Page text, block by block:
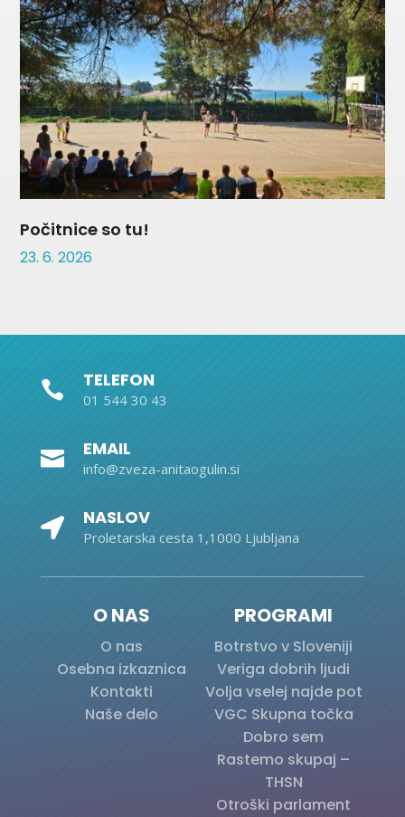
Počitnice so tu!
23. 6. 2026
 TELEFON
01 544 30 43
 EMAIL
info@zveza-anitaogulin.si
 NASLOV
Proletarska cesta 1,1000 Ljubljana
O NAS
O nas
Osebna izkaznica
Kontakti
Naše delo
PROGRAMI
Botrstvo v Sloveniji
Veriga dobrih ljudi
Volja vselej najde pot
VGC Skupna točka
Dobro sem
Rastemo skupaj –
THSN
Otroški parlament